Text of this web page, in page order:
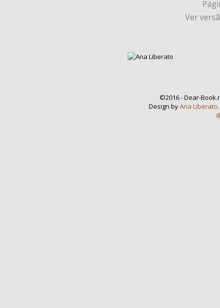
Ver
©2016 - Dear-
Design byAna Liberato